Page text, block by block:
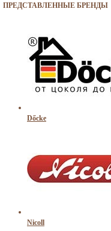
ПРЕДСТАВЛЕННЫЕ БРЕНДЫ
Dőcke
Nicoll